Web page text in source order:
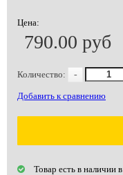
Цена:
790.00 руб
Количество: -
Добавить к сравнению
Товар есть в наличии в